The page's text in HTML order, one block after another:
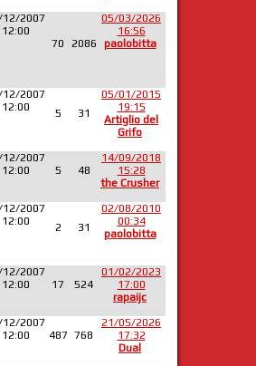
12/2007
12:00
70
2086
05/03/2026
16:56
paolobitta
12/2007
12:00
5 31
05/01/2015
19:15
Artiglio del
Grifo
12/2007
12:00
5 48
14/09/2018
15:28
the Crusher
12/2007
12:00
2 31
02/08/2010
00:34
paolobitta
12/2007
12:00
17 524
01/02/2023
17:00
rapaijc
12/2007
12:00
487 768
21/05/2026
17:32
Dual